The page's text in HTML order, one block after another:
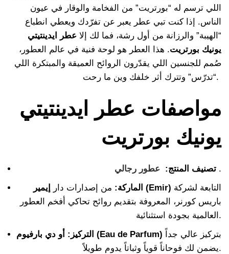
اللي ترسم له “بورتريت” من الفخامة والوقار في عيون
الناس. إذا كنت تبي عطر يعبر عن تفرّدك ويعطي انطباع
“الهيبة” والرزانة من أول رشة، فما لك إلا عطر ايدينتيتي
يونيك بورتريت. هذا العطر هو لوحة فنية في عالم العطور،
صُمم للجنسين اللي يقدّرون الروائح العميقة والمبتكرة اللي
“تدرّس” وتترك أثر خلفك وين ما رحت.
مواصفات عطر ايدينتيتي
يونيك بورتريت
تصنيف المنتج: عطور رجالي
.
الماركة: من إصدارات دار إيمير (Emir)
باريس كورنر، المعروفة بتقديم روائح تحاكي أفخم العطور
العالمية بجودة استثنائية.
التركيز: أو دي بارفيوم (Eau de Parfum)
يضمن لك فوحاناً قوياً وثباتاً يدوم طويلاً.